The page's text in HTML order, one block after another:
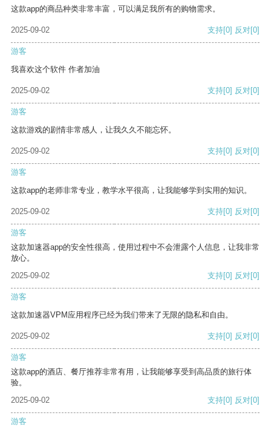
这款app的商品种类非常丰富，可以满足我所有的购物需求。
2025-09-02 支持[0] 反对[0]
游客
我喜欢这个软件 作者加油
2025-09-02 支持[0] 反对[0]
游客
这款游戏的剧情非常感人，让我久久不能忘怀。
2025-09-02 支持[0] 反对[0]
游客
这款app的老师非常专业，教学水平很高，让我能够学到实用的知识。
2025-09-02 支持[0] 反对[0]
游客
这款加速器app的安全性很高，使用过程中不会泄露个人信息，让我非常
放心。
2025-09-02
支持[0] 反对[0]
游客
这款加速器VPM应用程序已经为我们带来了无限的隐私和自由。
2025-09-02 支持[0] 反对[0]
游客
这款app的酒店、餐厅推荐非常有用，让我能够享受到高品质的旅行体
验。
2025-09-02
支持[0] 反对[0]
游客